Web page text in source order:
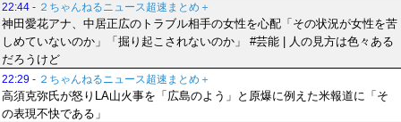
22:44 - ２ちゃんねるニュース超速まとめ＋
神田愛花アナ、中居正広のトラブル相手の女性を心配「その状況が女性を苦
しめていないのか」「掘り起こされないのか」 #芸能 | 人の見方は色々ある
だろうけど
22:29 - ２ちゃんねるニュース超速まとめ＋
高須克弥氏が怒りLA山火事を「広島のよう」と原爆に例えた米報道に「そ
の表現不快である」